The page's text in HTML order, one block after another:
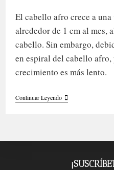
lectura:
El cabello afro crece a
alrededor de 1 cm al mes,
cabello. Sin embargo,
en espiral del cabello afro,
crecimiento es más lento.
Continuar Leyendo¿Cómo
Hacer